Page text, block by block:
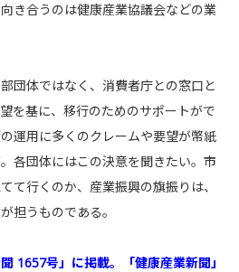
き合うのは健康産業協議会などの業
団体ではなく、消費者庁との窓口と
を基に、移行のためのサポートがで
運用に多くのクレームや要望が幣紙
各団体にはこの決意を聞きたい。市
て行くのか、産業振興の旗振りは、
担うものである。
1657号」に掲載。「健康産業新聞」